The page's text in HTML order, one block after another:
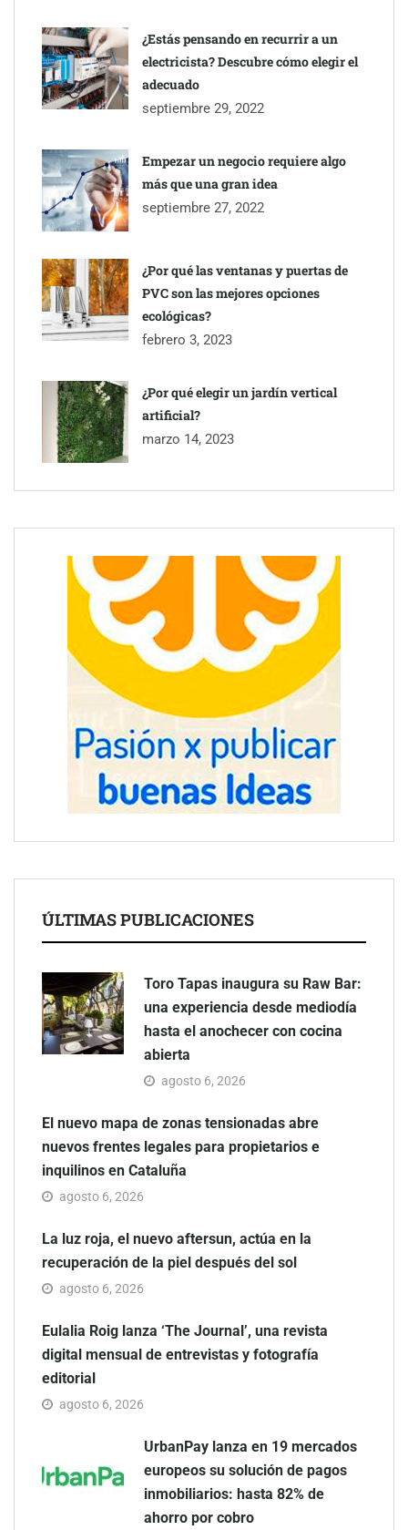
¿Estás pensando en recurrir a un
electricista? Descubre cómo elegir el
adecuado
septiembre 29, 2022
Empezar un negocio requiere algo
más que una gran idea
septiembre 27, 2022
¿Por qué las ventanas y puertas de
PVC son las mejores opciones
ecológicas?
febrero 3, 2023
¿Por qué elegir un jardín vertical
artificial?
marzo 14, 2023
ÚLTIMAS PUBLICACIONES
Toro Tapas inaugura su Raw Bar:
una experiencia desde mediodía
hasta el anochecer con cocina
abierta
agosto 6, 2026
El nuevo mapa de zonas tensionadas abre
nuevos frentes legales para propietarios e
inquilinos en Cataluña
agosto 6, 2026
La luz roja, el nuevo aftersun, actúa en la
recuperación de la piel después del sol
agosto 6, 2026
Eulalia Roig lanza ‘The Journal’, una revista
digital mensual de entrevistas y fotografía
editorial
agosto 6, 2026
UrbanPay lanza en 19 mercados
europeos su solución de pagos
inmobiliarios: hasta 82% de
ahorro por cobro